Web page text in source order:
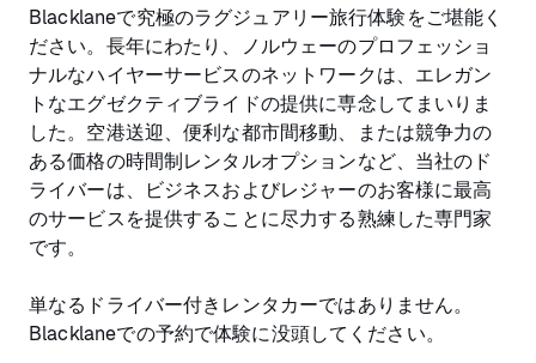
Blacklaneで究極のラグジュアリー旅行体験をご堪能く
ださい。長年にわたり、ノルウェーのプロフェッショ
ナルなハイヤーサービスのネットワークは、エレガン
トなエグゼクティブライドの提供に専念してまいりま
した。空港送迎、便利な都市間移動、または競争力の
ある価格の時間制レンタルオプションなど、当社のド
ライバーは、ビジネスおよびレジャーのお客様に最高
のサービスを提供することに尽力する熟練した専門家
です。
単なるドライバー付きレンタカーではありません。
Blacklaneでの予約で体験に没頭してください。